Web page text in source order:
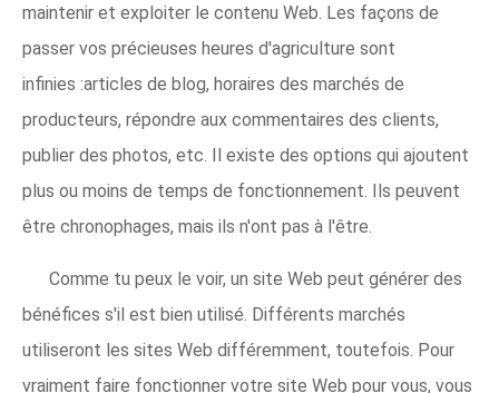
maintenir et exploiter le contenu Web. Les façons de
passer vos précieuses heures d'agriculture sont
infinies :articles de blog, horaires des marchés de
producteurs, répondre aux commentaires des clients,
publier des photos, etc. Il existe des options qui ajoutent
plus ou moins de temps de fonctionnement. Ils peuvent
être chronophages, mais ils n'ont pas à l'être.
Comme tu peux le voir, un site Web peut générer des
bénéfices s'il est bien utilisé. Différents marchés
utiliseront les sites Web différemment, toutefois. Pour
vraiment faire fonctionner votre site Web pour vous, vous